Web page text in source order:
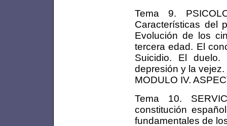
Tema 9.
Características del
Evolución de los
tercera edad. El
Suicidio. El
depresión y la
MODULO IV.
Tema 10.
constitución
fundamentales de